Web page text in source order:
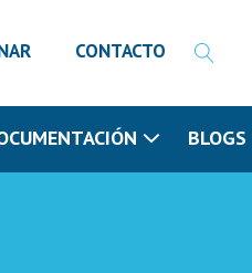
CONTACTO
BLOGS